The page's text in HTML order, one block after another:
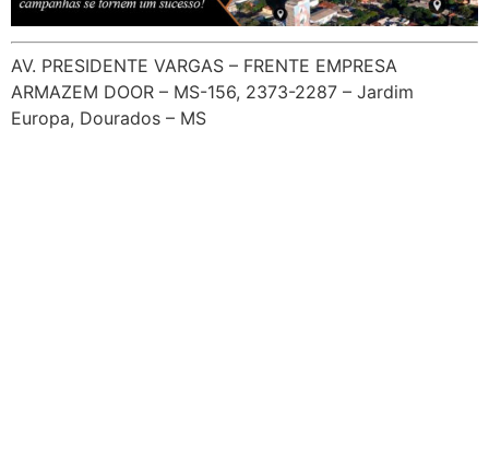
AV. PRESIDENTE VARGAS – FRENTE EMPRESA
ARMAZEM DOOR – MS-156, 2373-2287 – Jardim
Europa, Dourados – MS